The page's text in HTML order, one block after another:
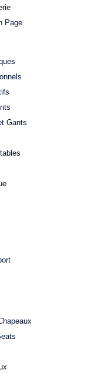
Page
Gants